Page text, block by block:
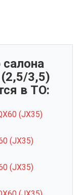
(2,5/3,5)
в ТО:
(JX35)
(JX35)
(JX35)